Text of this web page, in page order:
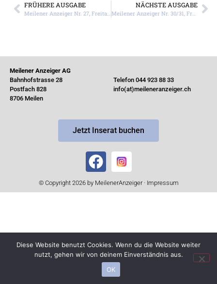
FRÜHERE AUSGABE NÄCHSTE AUSGABE
Meilener Anzeiger Nr. 30/31, Freitag, 29. Juli 2022
Meilener Anzeiger AG
Bahnhofstrasse 28
Postfach 828
8706 Meilen
Telefon 044 923 88 33
info(at)meileneranzeiger.ch
Jetzt Inserat buchen
© Copyright 2026 by MeilenerAnzeiger · Impressum
Diese Website benutzt Cookies. Wenn du die Website weiter
nutzt, gehen wir von deinem Einverständnis aus.
OK